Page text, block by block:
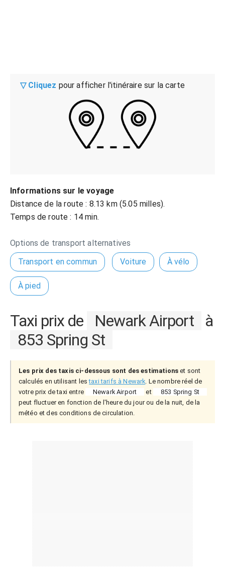
▽ Cliquez pour afficher l'itinéraire sur la carte
Informations sur le voyage
Distance de la route : 8.13 km (5.05 milles).
Temps de route : 14 min.
Options de transport alternatives
Transport en commun
Voiture À vélo
À pied
Taxi prix de Newark Airport
à
853 Spring St
Les prix des taxis ci-dessous sont des estimations et sont
calculés en utilisant lestaxi tarifs à Newark. Le nombre réel de
votre prix de taxi entre
Newark Airport et
853 Spring St
peut fluctuer en fonction de l'heure du jour ou de la nuit, de la
météo et des conditions de circulation.